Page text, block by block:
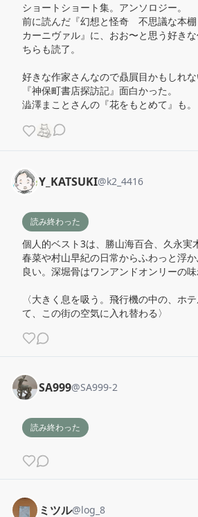
ショートショート集。アンソロジー。
前に読んだ『幻想と怪奇　不思議な本
カーニヴァル』に、おお〜と思う好き
ちらも読了。
好きな作家さんなので贔屓目かもしれ
『神保町書店探訪記』面白かった。
澁澤まことさんの『花をもとめて』も。
Y_KATSUKI@k2_4416
読み終わった
個人的ベスト3は、勝山海百合、久永実
春菜や村山早紀の日常からふわっと浮
良い。深堀骨はワンアンドオンリーの味
〈大きく息を吸う。飛行機の中の、ホ
て、この街の空気に入れ替わる〉
SA999@SA999-2
読み終わった
ミツル@log_8